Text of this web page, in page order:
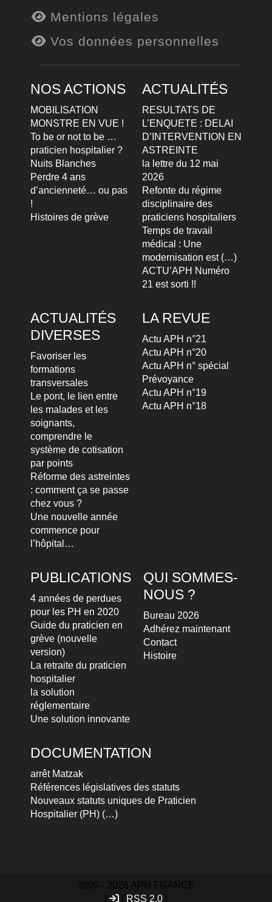
Mentions légales
Vos données personnelles
NOS ACTIONS
MOBILISATION
MONSTRE EN VUE !
To be or not to be …
praticien hospitalier ?
Nuits Blanches
Perdre 4 ans
d’ancienneté… ou pas
!
Histoires de grève
ACTUALITÉS
RESULTATS DE
L’ENQUETE : DELAI
D’INTERVENTION EN
ASTREINTE
la lettre du 12 mai
2026
Refonte du régime
disciplinaire des
praticiens hospitaliers
Temps de travail
médical : Une
modernisation est (…)
ACTU’APH Numéro
21 est sorti !!
ACTUALITÉS
DIVERSES
Favoriser les
formations
transversales
Le pont, le lien entre
les malades et les
soignants,
comprendre le
système de cotisation
par points
Réforme des astreintes
: comment ça se passe
chez vous ?
Une nouvelle année
commence pour
l’hôpital…
LA REVUE
Actu APH n°21
Actu APH n°20
Actu APH n° spécial
Prévoyance
Actu APH n°19
Actu APH n°18
PUBLICATIONS
4 années de perdues
pour les PH en 2020
Guide du praticien en
grève (nouvelle
version)
La retraite du praticien
hospitalier
la solution
réglementaire
Une solution innovante
QUI SOMMES-
NOUS ?
Bureau 2026
Adhérez maintenant
Contact
Histoire
DOCUMENTATION
arrêt Matzak
Références législatives des statuts
Nouveaux statuts uniques de Praticien
Hospitalier (PH) (…)
2009 - 2026 APH FRANCE
RSS 2.0